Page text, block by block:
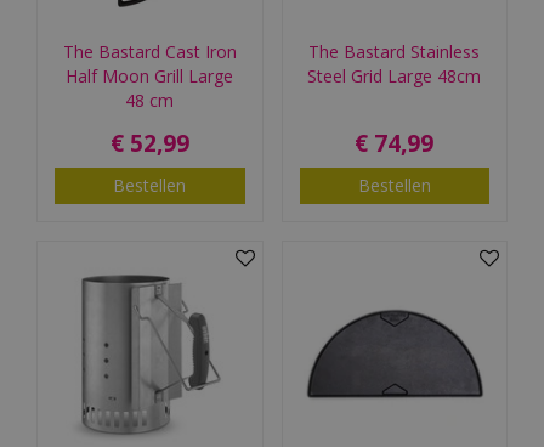
The Bastard Cast Iron
Half Moon Grill Large
48 cm
€ 52,99
Bestellen
The Bastard Stainless
Steel Grid Large 48cm
€ 74,99
Bestellen